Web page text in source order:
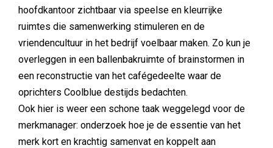
hoofdkantoor zichtbaar via speelse en kleurrijke
ruimtes die samenwerking stimuleren en de
vriendencultuur in het bedrijf voelbaar maken. Zo kun je
overleggen in een ballenbakruimte of brainstormen in
een reconstructie van het cafégedeelte waar de
oprichters Coolblue destijds bedachten.
Ook hier is weer een schone taak weggelegd voor de
merkmanager: onderzoek hoe je de essentie van het
merk kort en krachtig samenvat en koppelt aan